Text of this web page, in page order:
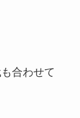
合わせて